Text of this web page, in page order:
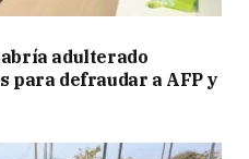
adulterado
para defraudar a AFP y